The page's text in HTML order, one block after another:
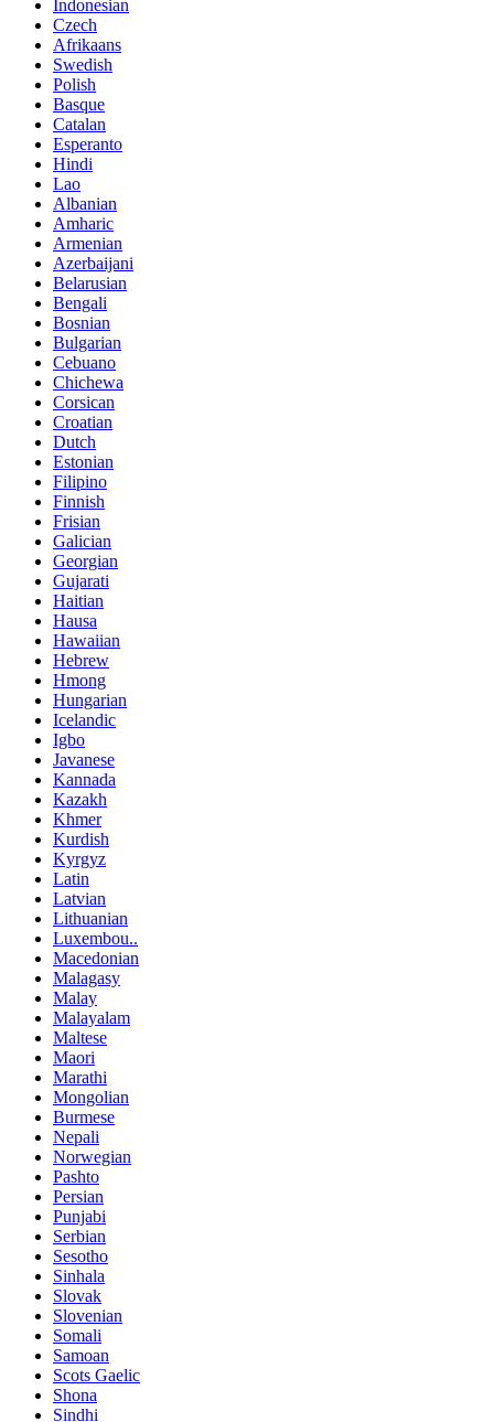
Indonesian
Czech
Afrikaans
Swedish
Polish
Basque
Catalan
Esperanto
Hindi
Lao
Albanian
Amharic
Armenian
Azerbaijani
Belarusian
Bengali
Bosnian
Bulgarian
Cebuano
Chichewa
Corsican
Croatian
Dutch
Estonian
Filipino
Finnish
Frisian
Galician
Georgian
Gujarati
Haitian
Hausa
Hawaiian
Hebrew
Hmong
Hungarian
Icelandic
Igbo
Javanese
Kannada
Kazakh
Khmer
Kurdish
Kyrgyz
Latin
Latvian
Lithuanian
Luxembou..
Macedonian
Malagasy
Malay
Malayalam
Maltese
Maori
Marathi
Mongolian
Burmese
Nepali
Norwegian
Pashto
Persian
Punjabi
Serbian
Sesotho
Sinhala
Slovak
Slovenian
Somali
Samoan
Scots Gaelic
Shona
Sindhi